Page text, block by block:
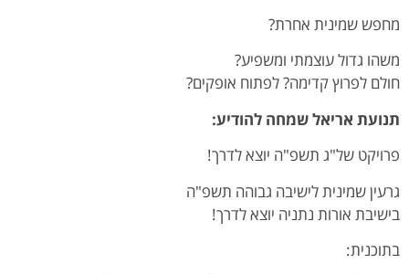
מחפש שמינית אחרת?
משהו גדול עוצמתי ומשפיע?
חולם לפרוץ קדימה? לפתוח אופקים?
תנועת אריאל שמחה להודיע:
פרויקט של"ג תשפ"ה יוצא לדרך!
גרעין שמינית לישיבה גבוהה תשפ"ה
בישיבת אורות נתניה יוצא לדרך!
בתוכנית: